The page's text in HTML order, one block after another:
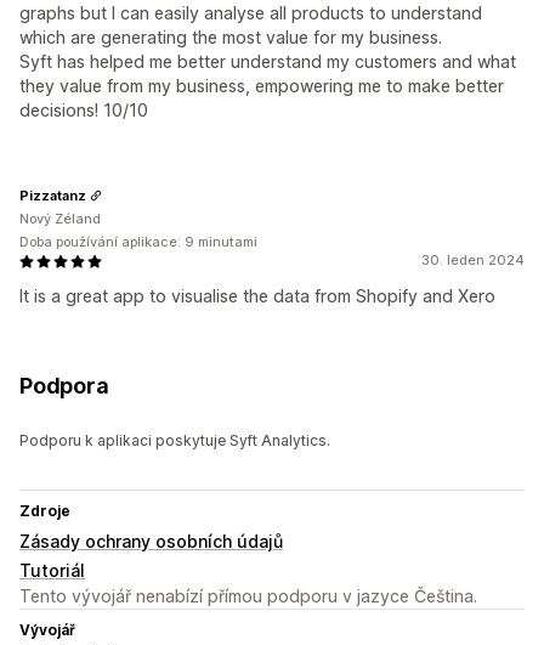
graphs but I can easily analyse all products to understand
which are generating the most value for my business.
Syft has helped me better understand my customers and what
they value from my business, empowering me to make better
decisions! 10/10
30. leden 2024
It is a great app to visualise the data from Shopify and Xero
Pizzatanz
Nový Zéland
Doba používání aplikace: 9 minutami
Podpora
Podporu k aplikaci poskytuje Syft Analytics.
Zdroje
Zásady ochrany osobních údajů
Tutoriál
Tento vývojář nenabízí přímou podporu v jazyce Čeština.
Vývojář